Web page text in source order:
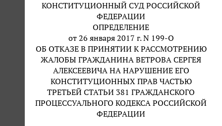
КОНСТИТУЦИОННЫЙ СУД РОССИЙСКОЙ
ФЕДЕРАЦИИ
ОПРЕДЕЛЕНИЕ
от 26 января 2017 г. N 199-О
ОБ ОТКАЗЕ В ПРИНЯТИИ К РАССМОТРЕНИЮ
ЖАЛОБЫ ГРАЖДАНИНА ВЕТРОВА СЕРГЕЯ
АЛЕКСЕЕВИЧА НА НАРУШЕНИЕ ЕГО
КОНСТИТУЦИОННЫХ ПРАВ ЧАСТЬЮ
ТРЕТЬЕЙ СТАТЬИ 381 ГРАЖДАНСКОГО
ПРОЦЕССУАЛЬНОГО КОДЕКСА РОССИЙСКОЙ
ФЕДЕРАЦИИ